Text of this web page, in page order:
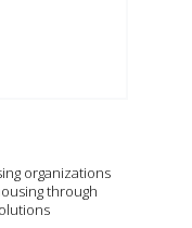
organizations
through